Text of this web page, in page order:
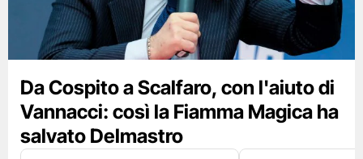
Da Cospito a Scalfaro, con l'aiuto di
Vannacci: così la Fiamma Magica ha
salvato Delmastro